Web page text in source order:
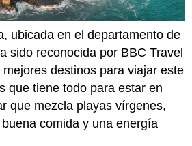
ubicada en el departamento de
sido reconocida por BBC Travel
destinos para viajar este
que tiene todo para estar en
que mezcla playas vírgenes,
comida y una energía